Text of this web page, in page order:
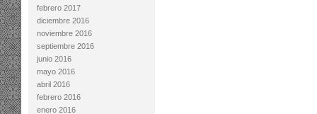
febrero 2017
diciembre 2016
noviembre 2016
septiembre 2016
junio 2016
mayo 2016
abril 2016
febrero 2016
enero 2016